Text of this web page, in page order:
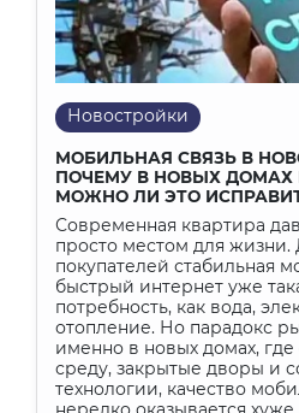
Новостройки
МОБИЛЬНАЯ СВЯЗЬ В
ПОЧЕМУ В НОВЫХ ДОМАХ
МОЖНО ЛИ ЭТО
Современная квартира
просто местом для жизни.
покупателей стабильная
быстрый интернет уже
потребность, как вода,
отопление. Но парадокс
именно в новых домах,
среду, закрытые дворы и
технологии, качество